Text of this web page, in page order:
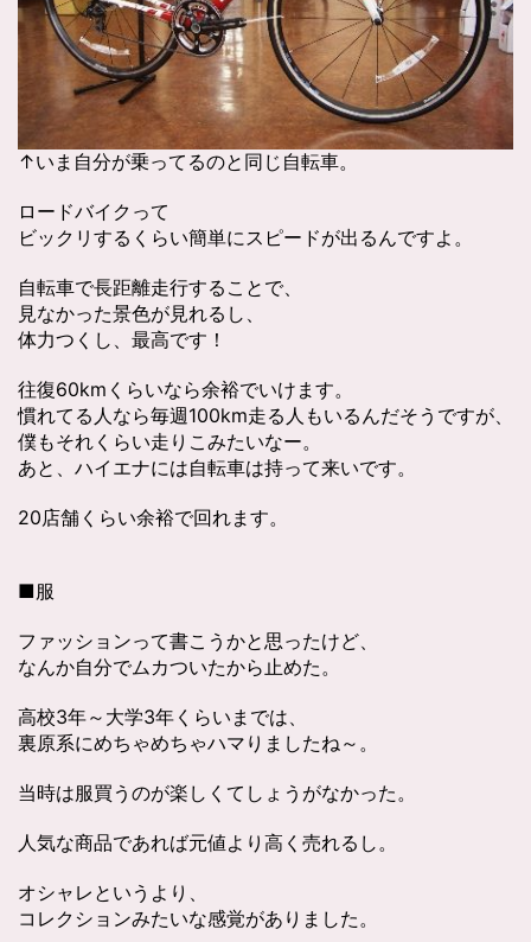
↑いま自分が乗ってるのと同じ自転車。
ロードバイクって
ビックリするくらい簡単にスピードが出るんですよ。
自転車で長距離走行することで、
見なかった景色が見れるし、
体力つくし、最高です！
往復60kmくらいなら余裕でいけます。
慣れてる人なら毎週100km走る人もいるんだそうですが、
僕もそれくらい走りこみたいなー。
あと、ハイエナには自転車は持って来いです。
20店舗くらい余裕で回れます。
■服
ファッションって書こうかと思ったけど、
なんか自分でムカついたから止めた。
高校3年～大学3年くらいまでは、
裏原系にめちゃめちゃハマりましたね～。
当時は服買うのが楽しくてしょうがなかった。
人気な商品であれば元値より高く売れるし。
オシャレというより、
コレクションみたいな感覚がありました。